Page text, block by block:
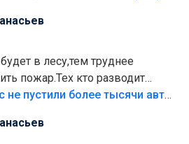
еще,видимо,часть
в лесу,тем труднее
пожар.Тех кто разводит
штрафовать.Камер полно
В тольяттинский лес не пустили более тысячи автомобилей